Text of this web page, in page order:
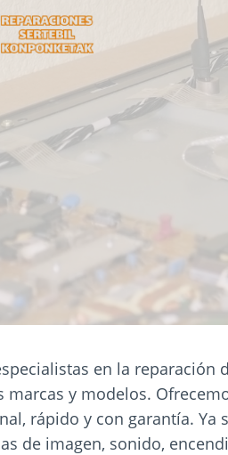
en la reparación
marcas y modelos.
rápido y con garantía. Ya
de imagen, sonido,